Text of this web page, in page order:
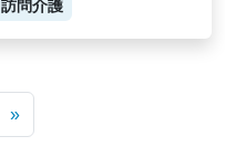
訪問介護
»